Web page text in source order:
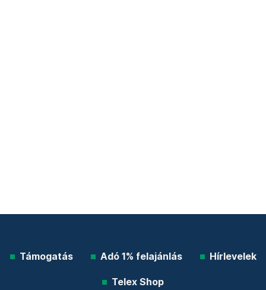
Támogatás Adó 1% felajánlás Hírlevelek
Telex Shop